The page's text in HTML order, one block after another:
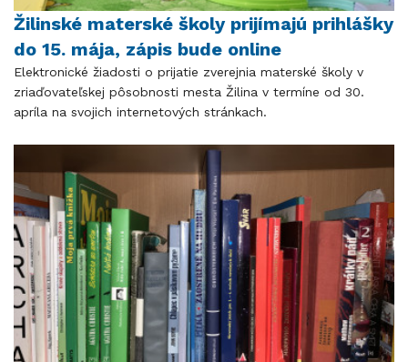
Žilinské materské školy prijímajú prihlášky
do 15. mája, zápis bude online
Elektronické žiadosti o prijatie zverejnia materské školy v
zriaďovateľskej pôsobnosti mesta Žilina v termíne od 30.
apríla na svojich internetových stránkach.